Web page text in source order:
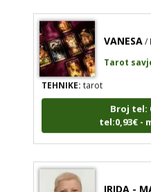
VANESA /
Tarot
TEHNIKE:tarot
Broj tel:
tel:0,93€ -
IRIDA -